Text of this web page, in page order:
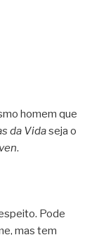
homem que
da Vidaseja o
.
Pode
mas tem